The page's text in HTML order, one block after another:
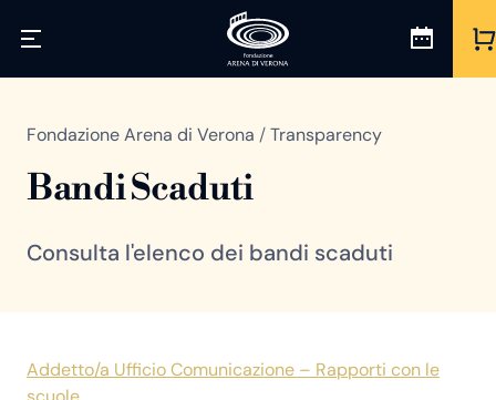
Fondazione Arena di Verona /Transparency
Bandi Scaduti
Consulta l'elenco dei bandi scaduti
Addetto/a Ufficio Comunicazione – Rapporti con le